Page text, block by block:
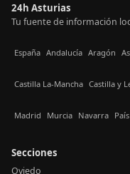
24h Asturias
Tu fuente de información
España Andalucía Aragón
Castilla La-Mancha Castilla y
Madrid Murcia Navarra
Secciones
Oviedo